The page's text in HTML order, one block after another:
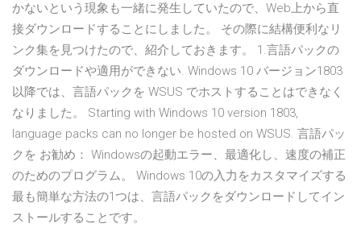
かないという現象も一緒に発生していたので、Web上から直
接ダウンロードすることにしました。 その際に結構便利なリ
ンク集を見つけたので、紹介しておきます。 1.言語パックの
ダウンロードや適用ができない. Windows 10 バージョン1803
以降では、言語パックを WSUS でホストすることはできなく
なりました。 Starting with Windows 10 version 1803,
language packs can no longer be hosted on WSUS. 言語パッ
クを お勧め： Windowsの起動エラー、最適化し、速度の補正
のためのプログラム。 Windows 10の入力をカスタマイズする
最も簡単な方法の1つは、言語パックをダウンロードしてイン
ストールすることです。